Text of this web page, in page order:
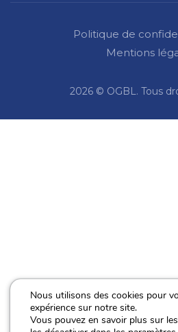
Politique de
Mentions
2026 © OGBL. Tous
Nous utilisons des cookies pour
expérience sur notre site.
Vous pouvez en savoir plus sur